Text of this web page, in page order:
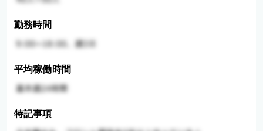
勤務時間
平均稼働時間
特記事項